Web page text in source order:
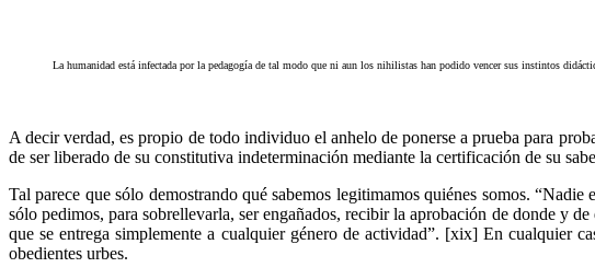
La humanidad está infectada por la pedagogía de tal modo que ni aun los nihilistas han podido vencer sus instintos
A decir verdad, es propio de todo individuo el anhelo de ponerse a prueba para
de ser liberado de su constitutiva indeterminación mediante la certificación de su
Tal parece que sólo demostrando qué sabemos legitimamos quiénes somos. “Nadie
sólo pedimos, para sobrellevarla, ser engañados, recibir la aprobación de donde y
que se entrega simplemente a cualquier género de actividad”. [xix] En cualquier
obedientes urbes.